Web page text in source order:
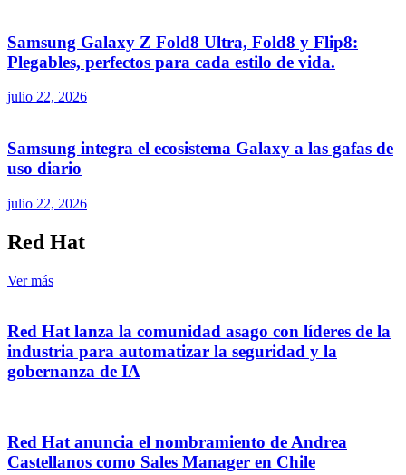
Samsung Galaxy Z Fold8 Ultra, Fold8 y Flip8:
Plegables, perfectos para cada estilo de vida.
julio 22, 2026
Samsung integra el ecosistema Galaxy a las gafas de
uso diario
julio 22, 2026
Red Hat
Ver más
Red Hat lanza la comunidad asago con líderes de la
industria para automatizar la seguridad y la
gobernanza de IA
Red Hat anuncia el nombramiento de Andrea
Castellanos como Sales Manager en Chile